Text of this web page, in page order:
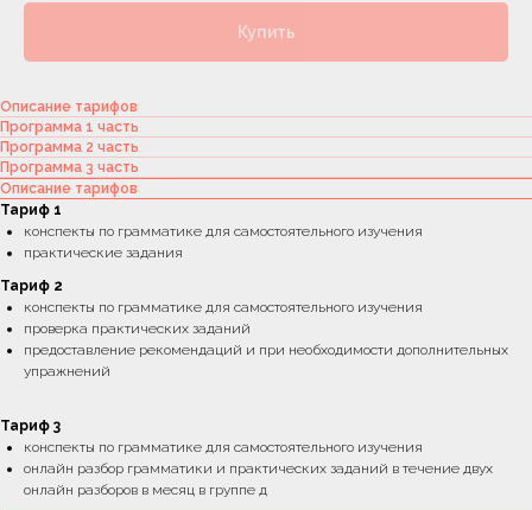
Купить
Описание тарифов
Программа 1 часть
Программа 2 часть
Программа 3 часть
Описание тарифов
Тариф 1
конспекты по грамматике для самостоятельного изучения
практические задания
Тариф 2
конспекты по грамматике для самостоятельного изучения
проверка практических заданий
предоставление рекомендаций и при необходимости дополнительных
упражнений
Тариф 3
конспекты по грамматике для самостоятельного изучения
онлайн разбор грамматики и практических заданий в течение двух
онлайн разборов в месяц в группе д